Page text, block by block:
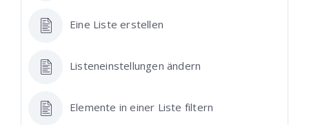
Eine Liste erstellen
Listeneinstellungen ändern
Elemente in einer Liste filtern